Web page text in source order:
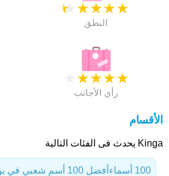
★
★
★
★
★
النطق
★
★
★
★
رأي الأجانب
الأقسام
Kinga يحدث فى الفئات التالية
أفضل 100 أسم شعبي في بولندي 100 أسماء